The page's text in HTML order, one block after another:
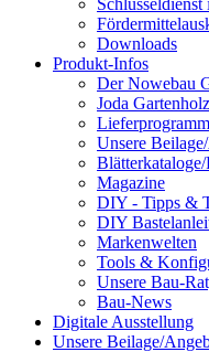
Downloads
Produkt-Infos
Der Nowebau
Joda
Unsere
Magazine
DIY - Tipps &
DIY
Markenwelten
Tools &
Unsere Bau-
Bau-News
Digitale Ausstellung
Unsere Beilage/